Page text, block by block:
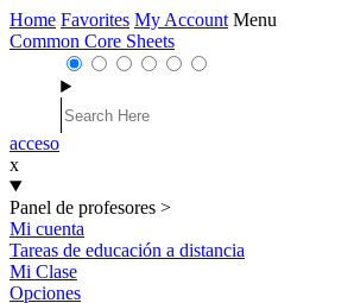
Home Favorites My Account Menu
Common Core Sheets
acceso
x
Panel de profesores >
Mi cuenta
Tareas de educación a distancia
Mi Clase
Opciones